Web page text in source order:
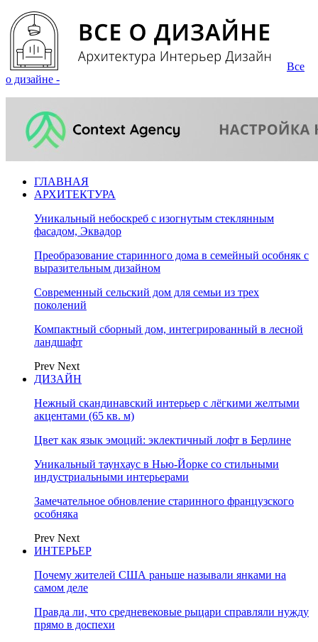
Все
о дизайне -
ГЛАВНАЯ
АРХИТЕКТУРА
Уникальный небоскреб с изогнутым стеклянным
фасадом, Эквадор
Преобразование старинного дома в семейный особняк с
выразительным дизайном
Современный сельский дом для семьи из трех
поколений
Компактный сборный дом, интегрированный в лесной
ландшафт
Prev Next
ДИЗАЙН
Нежный скандинавский интерьер с лёгкими желтыми
акцентами (65 кв. м)
Цвет как язык эмоций: эклектичный лофт в Берлине
Уникальный таунхаус в Нью-Йорке со стильными
индустриальными интерьерами
Замечательное обновление старинного французского
особняка
Prev Next
ИНТЕРЬЕР
Почему жителей США раньше называли янками на
самом деле
Правда ли, что средневековые рыцари справляли нужду
прямо в доспехи